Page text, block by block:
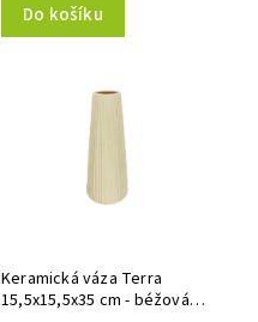
Do košíku
Keramická váza Terra
15,5x15,5x35 cm - béžová